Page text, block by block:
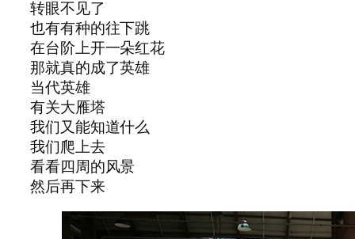
转眼不见了
也有有种的往下跳
在台阶上开一朵红花
那就真的成了英雄
当代英雄
有关大雁塔
我们又能知道什么
我们爬上去
看看四周的风景
然后再下来